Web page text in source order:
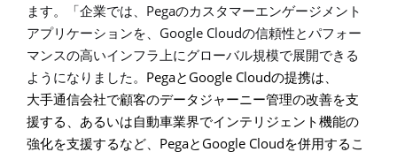
ます。「企業では、 Pegaのカスタマーエンゲージメント
アプリケーションを、 Google Cloudの信頼性とパフォー
マンスの高いインフラ上にグローバル規模で展開できる
ようになりました。 Pegaと Google Cloudの提携は、
大手通信会社で顧客のデータジャーニー管理の改善を支
援する、あるいは自動車業界でインテリジェント機能の
強化を支援するなど、 Pegaと Google Cloudを併用するこ